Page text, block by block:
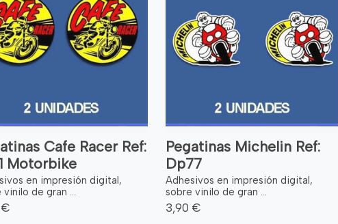
Cafe Racer Ref:
Motorbike
en impresión digital,
vinilo de gran ...
€
Pegatinas Michelin Ref:
Dp77
Adhesivos en impresión digital,
sobre vinilo de gran ...
3,90 €